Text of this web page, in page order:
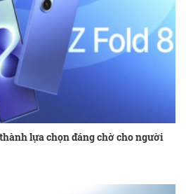
lựa chọn đáng chờ cho người